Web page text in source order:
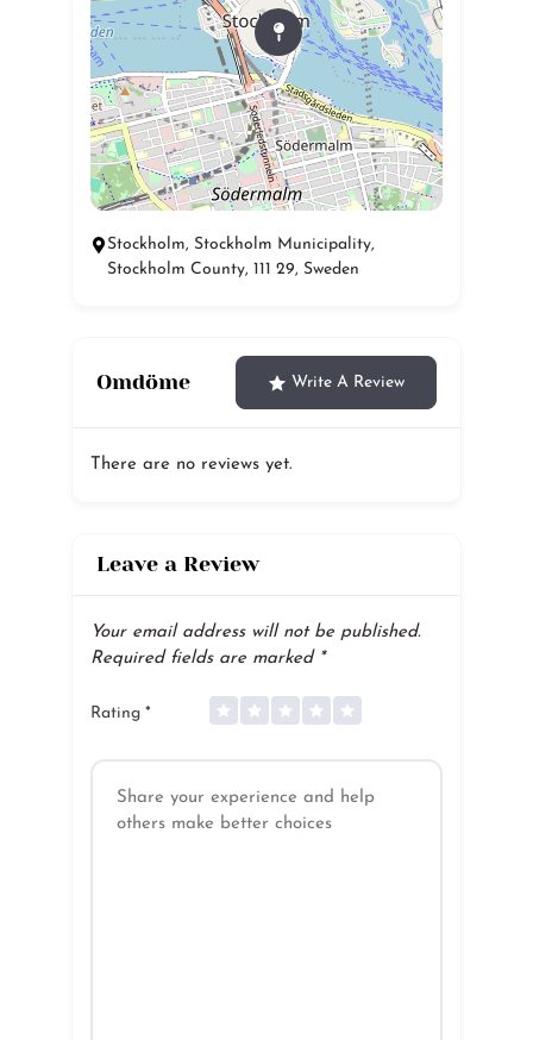
Stockholm, Stockholm Municipality,
Stockholm County, 111 29, Sweden
Omdöme Write A Review
There are no reviews yet.
Leave a Review
Your email address will not be published.
Required fields are marked *
Rating *